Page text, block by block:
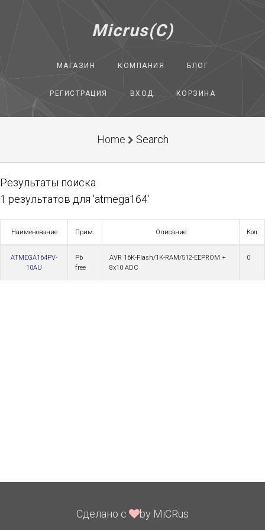
Micrus(C)
МАГАЗИН КОМПАНИЯ БЛОГ
РЕГИСТРАЦИЯ ВХОД КОРЗИНА
Home Search
Результаты поиска
1 результатов для 'atmega164'
Наименование Прим. Описание Кол
ATMEGA164PV-
10AU
Pb
free
AVR 16K-Flash/1K-RAM/512-EEPROM +
8x10 ADC
0
Сделано с by MiCRus